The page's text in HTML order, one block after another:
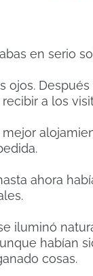
en serio
ojos.
a los
mejor
ahora
iluminó
habían
cosas.